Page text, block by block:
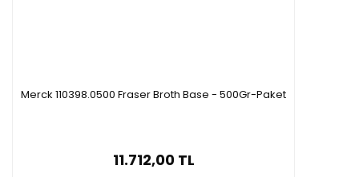
Merck 110398.0500 Fraser Broth Base - 500Gr-Paket
11.712,00 TL